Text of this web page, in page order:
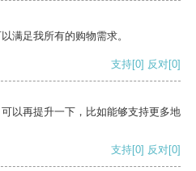
满足我所有的购物需求。
支持[0] 反对[0]
以再提升一下，比如能够支持更多地
支持[0] 反对[0]